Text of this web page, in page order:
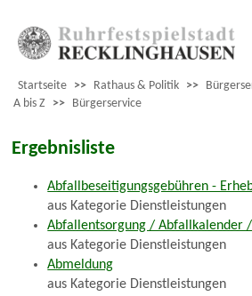
Startseite >> Rathaus & Politik >>
A bis Z >> Bürgerservice
Ergebnisliste
Abfallbeseitigungsgebühren -
aus Kategorie Dienstleistungen
Abfallentsorgung / Abfallkalender
aus Kategorie Dienstleistungen
Abmeldung
aus Kategorie Dienstleistungen